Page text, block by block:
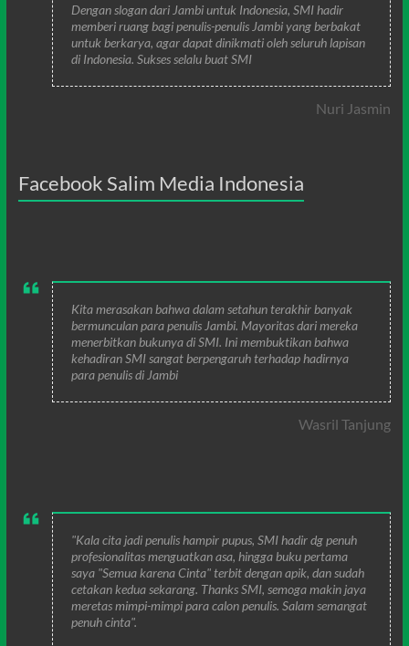
Dengan slogan dari Jambi untuk Indonesia, SMI hadir
memberi ruang bagi penulis-penulis Jambi yang berbakat
untuk berkarya, agar dapat dinikmati oleh seluruh lapisan
di Indonesia. Sukses selalu buat SMI
Nuri Jasmin
Facebook Salim Media Indonesia
Kita merasakan bahwa dalam setahun terakhir banyak
bermunculan para penulis Jambi. Mayoritas dari mereka
menerbitkan bukunya di SMI. Ini membuktikan bahwa
kehadiran SMI sangat berpengaruh terhadap hadirnya
para penulis di Jambi
Wasril Tanjung
"Kala cita jadi penulis hampir pupus, SMI hadir dg penuh
profesionalitas menguatkan asa, hingga buku pertama
saya "Semua karena Cinta" terbit dengan apik, dan sudah
cetakan kedua sekarang. Thanks SMI, semoga makin jaya
meretas mimpi-mimpi para calon penulis. Salam semangat
penuh cinta".